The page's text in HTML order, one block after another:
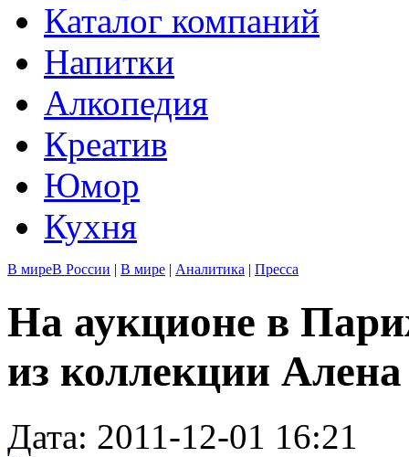
Каталог компаний
Напитки
Алкопедия
Креатив
Юмор
Кухня
В миреВ России | В мире | Аналитика | Пресса
На аукционе в
из коллекции
Дата: 2011-12-01 16:21